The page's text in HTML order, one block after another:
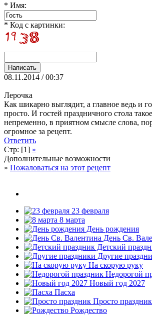
* Имя:
* Код с картинки:
08.11.2014 / 00:37
Лерочка
Как шикарно выглядит, а главное ведь и
просто. И гостей праздничного стола
непременно, в приятном смысле слова,
огромное за рецепт.
Ответить
Стр: [1] »
Дополнительные возможности
» Пожаловаться на этот рецепт
23 февраля
8 марта
День рождения
День Св.
Детский
Другие
На скорую руку
Недорогой
Новый год 2027
Пасха
Просто праздник
Рождество